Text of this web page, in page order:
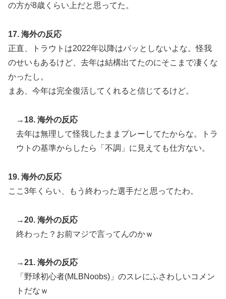
の方が8歳くらい上だと思ってた。
17. 海外の反応
正直、トラウトは2022年以降はパッとしないよな。怪我
のせいもあるけど、去年は結構出てたのにそこまで凄くな
かったし。
まあ、今年は完全復活してくれると信じてるけど。
→18. 海外の反応
去年は無理して怪我したままプレーしてたからな。トラ
ウトの基準からしたら「不調」に見えても仕方ない。
19. 海外の反応
ここ3年くらい、もう終わった選手だと思ってたわ。
→20. 海外の反応
終わった？お前マジで言ってんのかｗ
→21. 海外の反応
「野球初心者(MLBNoobs)」のスレにふさわしいコメン
トだなｗ